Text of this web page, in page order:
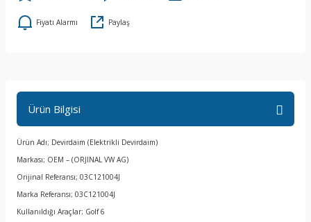
Fiyatı Alarmı Paylaş
Ürün Bilgisi
Ürün Adı; Devirdaim (Elektrikli Devirdaim)
Markası; OEM – (ORJINAL VW AG)
Orijinal Referansı; 03C121004J
Marka Referansı; 03C121004J
Kullanıldığı Araçlar; Golf 6